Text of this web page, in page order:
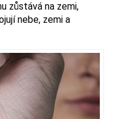
zůstává na zemi,
nebe, zemi a